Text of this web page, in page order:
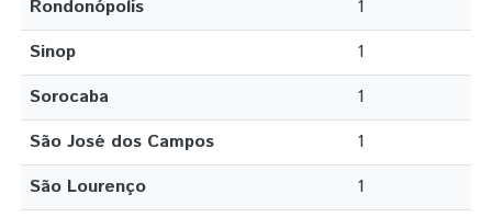
Rondonópolis
1
Sinop
1
Sorocaba
1
São José dos Campos
1
São Lourenço
1